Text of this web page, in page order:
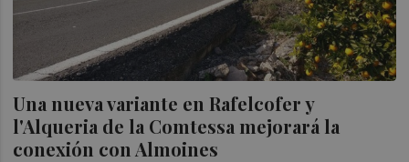
Una nueva variante en Rafelcofer y
l'Alqueria de la Comtessa mejorará la
conexión con Almoines